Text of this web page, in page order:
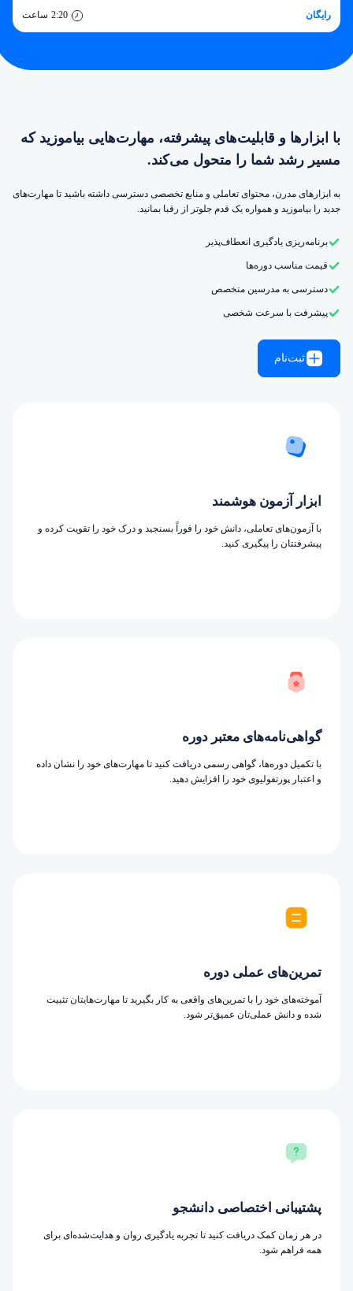
رایگان 2:20 ساعت
با ابزارها و قابلیت‌های پیشرفته، مهارت‌هایی بیاموزید که
مسیر رشد شما را متحول می‌کند.
به ابزارهای مدرن، محتوای تعاملی و منابع تخصصی دسترسی داشته باشید تا مهارت‌های
جدید را بیاموزید و همواره یک قدم جلوتر از رقبا بمانید.
برنامه‌ریزی یادگیری انعطاف‌پذیر
قیمت مناسب دوره‌ها
دسترسی به مدرسین متخصص
پیشرفت با سرعت شخصی
ثبت‌نام
ابزار آزمون هوشمند
با آزمون‌های تعاملی، دانش خود را فوراً بسنجید و درک خود را تقویت کرده و
پیشرفتتان را پیگیری کنید.
گواهی‌نامه‌های معتبر دوره
با تکمیل دوره‌ها، گواهی رسمی دریافت کنید تا مهارت‌های خود را نشان داده
و اعتبار پورتفولیوی خود را افزایش دهید.
تمرین‌های عملی دوره
آموخته‌های خود را با تمرین‌های واقعی به کار بگیرید تا مهارت‌هایتان تثبیت
شده و دانش عملی‌تان عمیق‌تر شود.
پشتیبانی اختصاصی دانشجو
در هر زمان کمک دریافت کنید تا تجربه یادگیری روان و هدایت‌شده‌ای برای
همه فراهم شود.